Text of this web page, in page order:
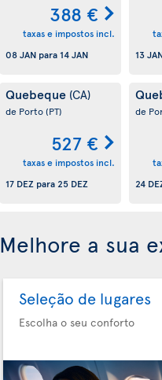
388 €
taxas e impostos incl.
08 JAN para 14 JAN
13
Quebeque (CA)
de Porto(PT)
527 €
taxas e impostos incl.
17 DEZ para25 DEZ
de
24
Melhore a sua
Seleção de lugares
Escolha o seu conforto